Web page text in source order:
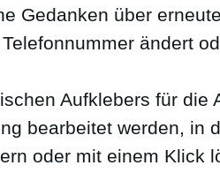
Gedanken über
ändert
Aufklebers für die
bearbeitet werden, in
oder mit einem Klick